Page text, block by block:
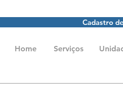
Cadastro
Home Serviços